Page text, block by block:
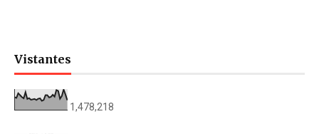
Vistantes
1,478,218